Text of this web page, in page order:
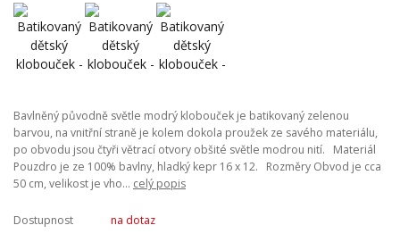
Bavlněný původně světle modrý klobouček je batikovaný zelenou
barvou, na vnitřní straně je kolem dokola proužek ze savého materiálu,
po obvodu jsou čtyři větrací otvory obšité světle modrou nití. Materiál
Pouzdro je ze 100% bavlny, hladký kepr 16 x 12. Rozměry Obvod je cca
50 cm, velikost je vho... celý popis
Dostupnost na dotaz